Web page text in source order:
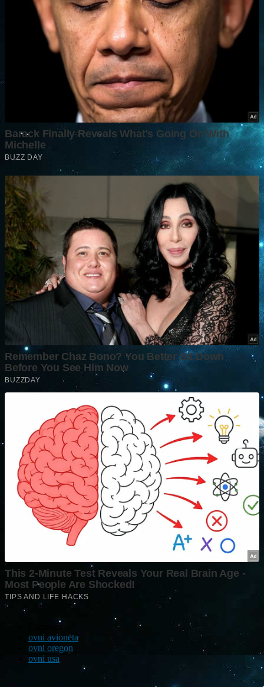
Etiquetas
ovni avioneta
ovni oregon
ovni usa